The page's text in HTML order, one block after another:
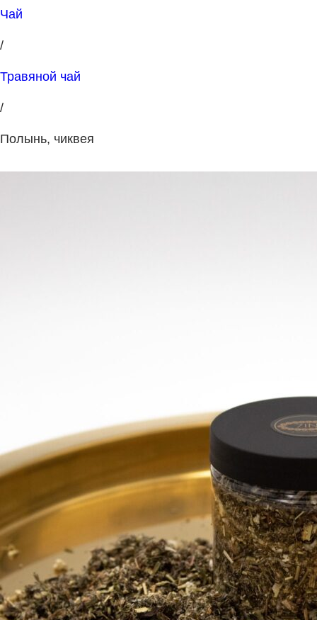
Чай
/
Травяной чай
/
Полынь, чиквея